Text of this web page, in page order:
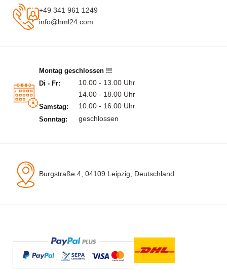
+49 341 961 1249
info@hml24.com
Montag geschlossen !!!
Di - Fr:
10.00 - 13.00 Uhr
14.00 - 18.00 Uhr
Samstag: 10.00 - 16.00 Uhr
Sonntag: geschlossen
Burgstraße 4, 04109 Leipzig, Deutschland